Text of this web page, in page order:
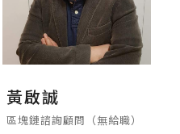
黃啟誠
區塊鏈諮詢顧問（無給職）